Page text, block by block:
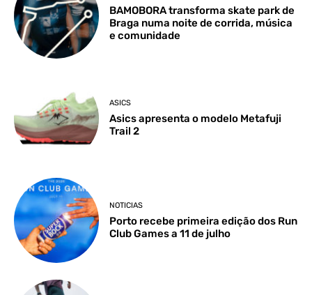
BAMOBORA transforma skate park de
Braga numa noite de corrida, música
e comunidade
ASICS
Asics apresenta o modelo Metafuji
Trail 2
NOTICIAS
Porto recebe primeira edição dos Run
Club Games a 11 de julho